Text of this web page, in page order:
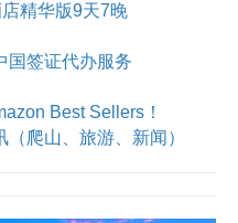
精华版9天7晚
国签证代办服务
Best Sellers！
爬山、旅游、新闻）